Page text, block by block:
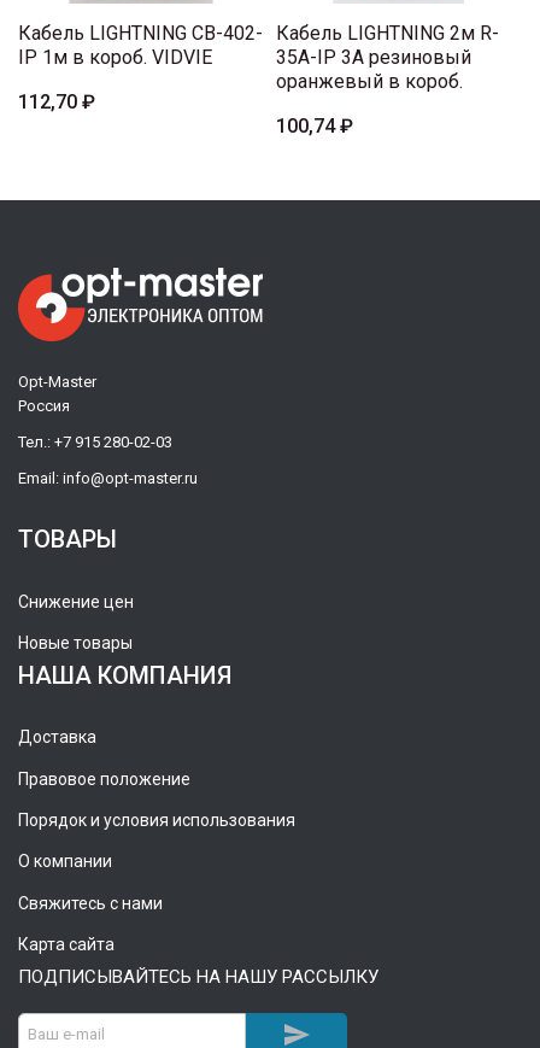
Кабель LIGHTNING CB-402-
IP 1м в короб. VIDVIE
112,70 ₽
Кабель LIGHTNING 2м R-
35A-IP 3A резиновый
оранжевый в короб.
100,74 ₽
Opt-Master
Россия
Тел.: +7 915 280-02-03
Email: info@opt-master.ru
ТОВАРЫ
Снижение цен
Новые товары
НАША КОМПАНИЯ
Доставка
Правовое положение
Порядок и условия использования
О компании
Свяжитесь с нами
Карта сайта
ПОДПИСЫВАЙТЕСЬ НА НАШУ РАССЫЛКУ
